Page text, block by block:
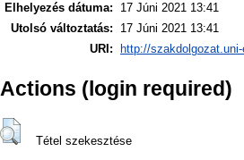
Elhelyezés dátuma:
17 Júni 2021 13:41
Utolsó változtatás:
17 Júni 2021 13:41
URI:
http://
Actions (login required)
Tétel szekesztése